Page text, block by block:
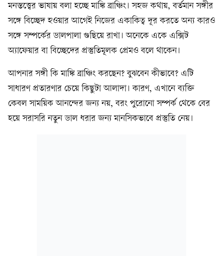
মনস্তত্ত্বের ভাষায় বলা হচ্ছে মাঙ্কি ব্রাঞ্চিং। সহজ কথায়, বর্তমান সঙ্গীর
সঙ্গে বিচ্ছেদ হওয়ার আগেই নিজের একাকিত্ব দূর করতে অন্য কারও
সঙ্গে সম্পর্কের ডালপালা গুছিয়ে রাখা। অনেকে একে এক্সিট
অ্যাফেয়ার বা বিচ্ছেদের প্রস্তুতিমূলক প্রেমও বলে থাকেন।
আপনার সঙ্গী কি মাঙ্কি ব্রাঞ্চিং করছেন? বুঝবেন কীভাবে? এটি
সাধারণ প্রতারণার চেয়ে কিছুটা আলাদা। কারণ, এখানে ব্যক্তি
কেবল সাময়িক আনন্দের জন্য নয়, বরং পুরোনো সম্পর্ক থেকে বের
হয়ে সরাসরি নতুন ডাল ধরার জন্য মানসিকভাবে প্রস্তুতি নেয়।